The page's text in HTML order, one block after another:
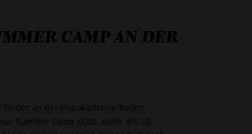
CAMP AN DER
findet an der Popakademie Baden-
Summer Camp statt. Mehr als 50